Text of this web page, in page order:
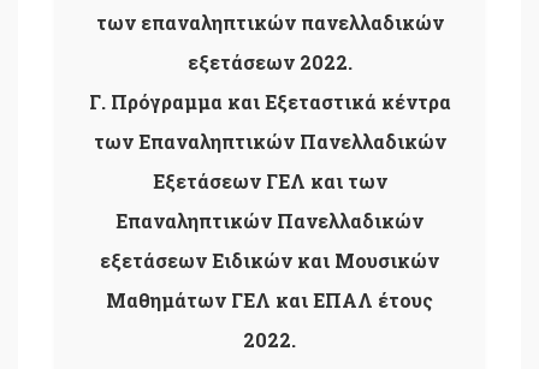
των επαναληπτικών πανελλαδικών
εξετάσεων 2022.
Γ. Πρόγραμμα και Εξεταστικά κέντρα
των Επαναληπτικών Πανελλαδικών
Εξετάσεων ΓΕΛ και των
Επαναληπτικών Πανελλαδικών
εξετάσεων Ειδικών και Μουσικών
Μαθημάτων ΓΕΛ και ΕΠΑΛ έτους
2022.